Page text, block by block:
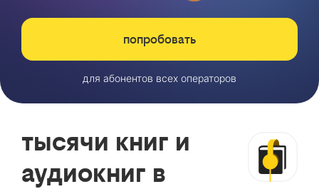
попробовать
для абонентов всех операторов
тысячи книг и
аудиокниг в